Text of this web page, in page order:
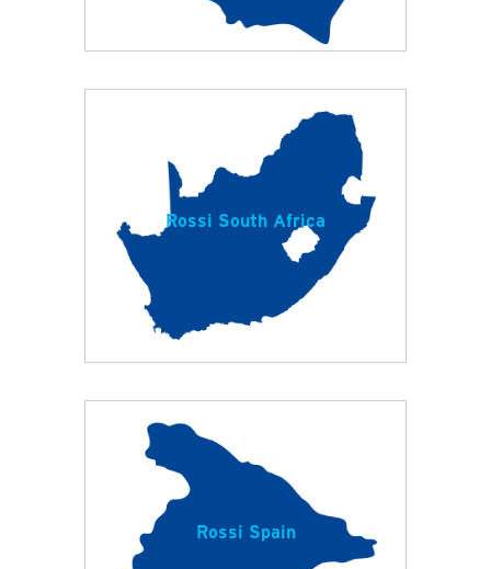
Rossi South Africa
Rossi Spain